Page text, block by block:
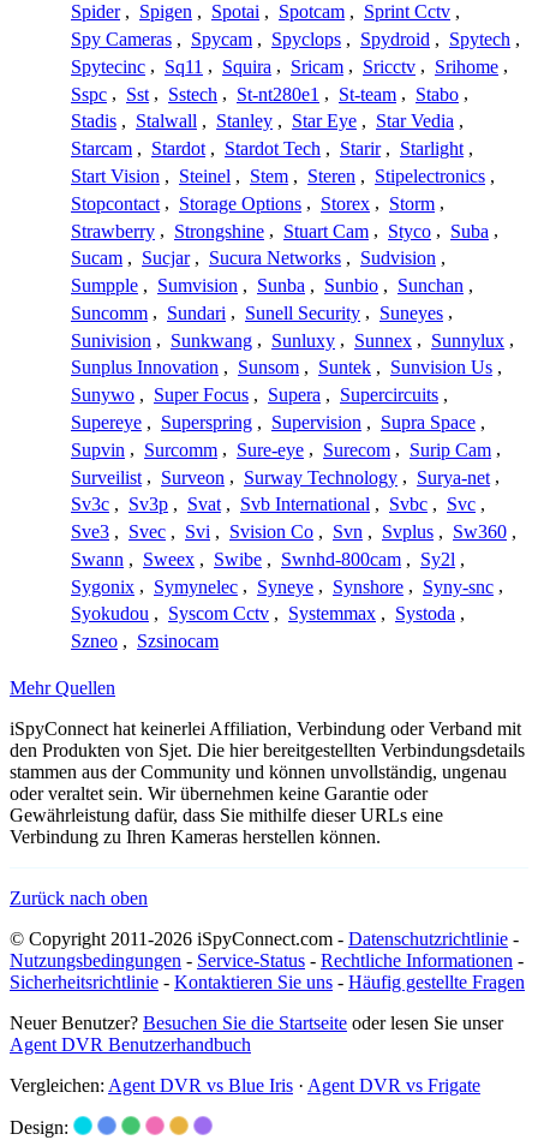
Spider , Spigen , Spotai , Spotcam , Sprint Cctv ,
Spy Cameras , Spycam , Spyclops , Spydroid , Spytech ,
Spytecinc , Sq11 , Squira , Sricam , Sricctv , Srihome ,
Sspc , Sst , Sstech , St-nt280e1 , St-team , Stabo ,
Stadis , Stalwall , Stanley , Star Eye , Star Vedia ,
Starcam , Stardot , Stardot Tech , Starir , Starlight ,
Start Vision , Steinel , Stem , Steren , Stipelectronics ,
Stopcontact , Storage Options , Storex , Storm ,
Strawberry , Strongshine , Stuart Cam , Styco , Suba ,
Sucam , Sucjar , Sucura Networks , Sudvision ,
Sumpple , Sumvision , Sunba , Sunbio , Sunchan ,
Suncomm , Sundari , Sunell Security , Suneyes ,
Sunivision , Sunkwang , Sunluxy , Sunnex , Sunnylux ,
Sunplus Innovation , Sunsom , Suntek , Sunvision Us ,
Sunywo , Super Focus , Supera , Supercircuits ,
Supereye , Superspring , Supervision , Supra Space ,
Supvin , Surcomm , Sure-eye , Surecom , Surip Cam ,
Surveilist , Surveon , Surway Technology , Surya-net ,
Sv3c , Sv3p , Svat , Svb International , Svbc , Svc ,
Sve3 , Svec , Svi , Svision Co , Svn , Svplus , Sw360 ,
Swann , Sweex , Swibe , Swnhd-800cam , Sy2l ,
Sygonix , Symynelec , Syneye , Synshore , Syny-snc ,
Syokudou , Syscom Cctv , Systemmax , Systoda ,
Szneo , Szsinocam
Mehr Quellen
iSpyConnect hat keinerlei Affiliation, Verbindung oder Verband mit
den Produkten von Sjet. Die hier bereitgestellten Verbindungsdetails
stammen aus der Community und können unvollständig, ungenau
oder veraltet sein. Wir übernehmen keine Garantie oder
Gewährleistung dafür, dass Sie mithilfe dieser URLs eine
Verbindung zu Ihren Kameras herstellen können.
Zurück nach oben
© Copyright 2011-2026 iSpyConnect.com - Datenschutzrichtlinie -
Nutzungsbedingungen - Service-Status - Rechtliche Informationen -
Sicherheitsrichtlinie - Kontaktieren Sie uns - Häufig gestellte Fragen
Neuer Benutzer? Besuchen Sie die Startseite oder lesen Sie unser
Agent DVR Benutzerhandbuch
Vergleichen: Agent DVR vs Blue Iris · Agent DVR vs Frigate
Design: